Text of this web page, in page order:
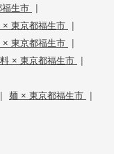
生市 |
× 東京都福生市 |
× 東京都福生市 |
× 東京都福生市 |
| 麺 × 東京都福生市 |